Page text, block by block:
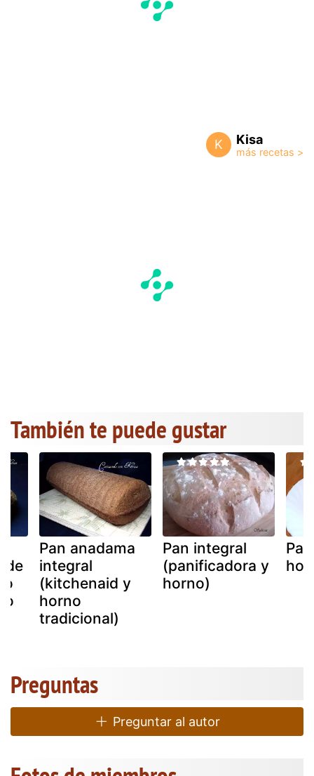
K Kisa
También te puede gustar
de
o
Pan anadama
integral
(kitchenaid y
horno
tradicional)
Pan integral
(panificadora y
horno)
Preguntas
Preguntar al autor